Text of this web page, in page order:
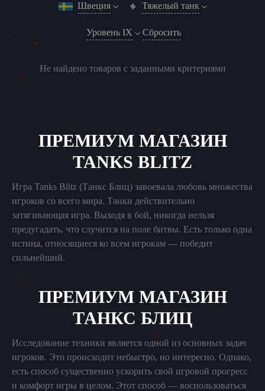
Швеция Тяжелый танк
Уровень IX Сбросить
Не найдено товаров с заданными критериями
ПРЕМИУМ МАГАЗИН
TANKS BLITZ
Игра Tanks Blitz (Танкс Блиц) завоевала любовь множества
игроков со всего мира. Танки действительно
затягивающая игра. Выходя в бой, никогда нельзя
предугадать, что случится на поле битвы. Есть только одна
истина, относящиеся ко всем игрокам — победит
сильнейший.
ПРЕМИУМ МАГАЗИН
ТАНКС БЛИЦ
Исследование техники является одной из основных задач
игроков. Это происходит небыстро, но интересно. Однако,
есть способ существенно ускорить свой игровой прогресс
и комфорт игры в целом. Этот способ — воспользоваться